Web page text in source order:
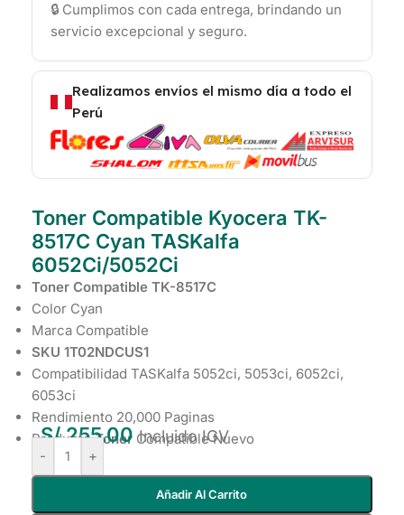
🔒 Cumplimos con cada entrega, brindando un
servicio excepcional y seguro.
Realizamos envíos el mismo día a todo el
Perú
Toner Compatible Kyocera TK-
8517C Cyan TASKalfa
6052Ci/5052Ci
Toner Compatible TK-8517C
Color Cyan
Marca Compatible
SKU 1T02NDCUS1
Compatibilidad TASKalfa 5052ci, 5053ci, 6052ci,
6053ci
Rendimiento 20,000 Paginas
ProductoToner Compatible Nuevo
S/255.00 Incluido IGV
- +
Añadir Al Carrito